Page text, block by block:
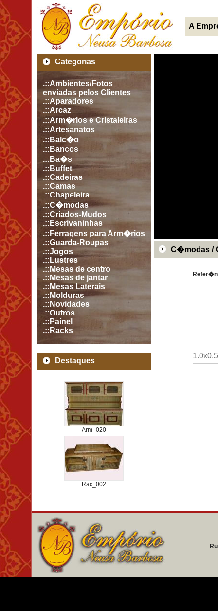
A
Categorias
.::Ambientes/Fotos
enviadas pelos Clientes
.::Aparadores
.::Arcaz
.::Arm�rios e Cristaleiras
.::Artesanatos
.::Balc�o
.::Bancos
.::Ba�s
.::Buffet
.::Cadeiras
.::Camas
.::Chapeleira
.::C�modas
.::Criados-Mudos
.::Escrivaninhas
.::Ferragens para Arm�rios
.::Guarda-Roupas
.::Jogos
.::Lustres
.::Mesas de centro
.::Mesas de jantar
.::Mesas Laterais
.::Molduras
.::Novidades
.::Outros
.::Painel
.::Racks
Destaques
Arm_020
Rac_002
C�modas /